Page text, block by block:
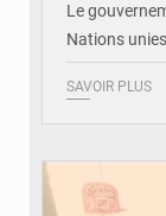
Le
Nations
SAVOIR PLUS